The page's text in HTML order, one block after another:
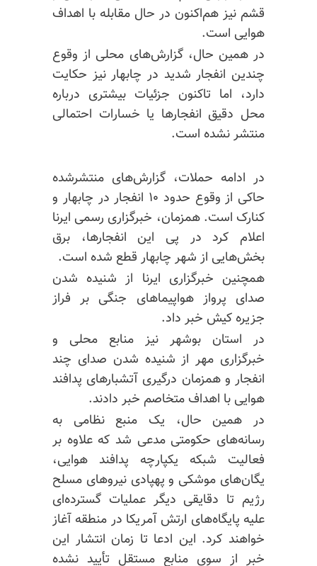
قشم نیز هم‌اکنون در حال مقابله با اهداف
هوایی است.
در همین حال، گزارش‌های محلی از وقوع
چندین انفجار شدید در چابهار نیز حکایت
دارد، اما تاکنون جزئیات بیشتری درباره
محل دقیق انفجارها یا خسارات احتمالی
منتشر نشده است.
در ادامه حملات، گزارش‌های منتشرشده
حاکی از وقوع حدود ۱۰ انفجار در چابهار و
کنارک است. همزمان، خبرگزاری رسمی ایرنا
اعلام کرد در پی این انفجارها، برق
بخش‌هایی از شهر چابهار قطع شده است.
همچنین خبرگزاری ایرنا از شنیده شدن
صدای پرواز هواپیماهای جنگی بر فراز
جزیره کیش خبر داد.
در استان بوشهر نیز منابع محلی و
خبرگزاری مهر از شنیده شدن صدای چند
انفجار و همزمان درگیری آتشبارهای پدافند
هوایی با اهداف متخاصم خبر دادند.
در همین حال، یک منبع نظامی به
رسانه‌های حکومتی مدعی شد که علاوه بر
فعالیت شبکه یکپارچه پدافند هوایی،
یگان‌های موشکی و پهپادی نیروهای مسلح
رژیم تا دقایقی دیگر عملیات گسترده‌ای
علیه پایگاه‌های ارتش آمریکا در منطقه آغاز
خواهند کرد. این ادعا تا زمان انتشار این
خبر از سوی منابع مستقل تأیید نشده